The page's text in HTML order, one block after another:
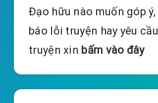
Đạo hữu nào muốn góp ý,
báo lỗi truyện hay yêu cầu
truyện xin bấm vào đây